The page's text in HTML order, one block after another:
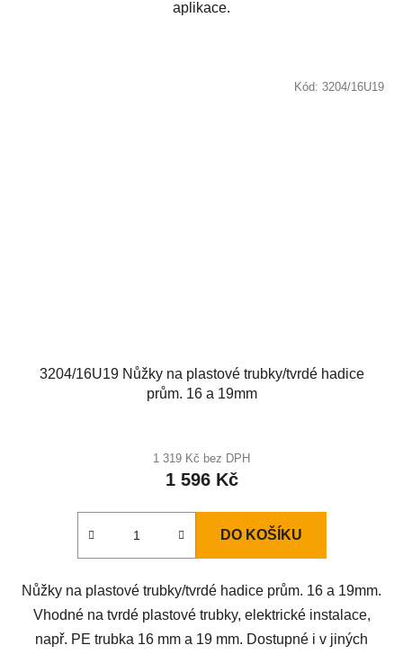
aplikace.
3204/16U19 Nůžky na plastové trubky/tvrdé hadice
prům. 16 a 19mm
hodnocení
produktu
hvězdiček.
1 319 Kč bez DPH
1 596 Kč
DO KOŠÍKU
Nůžky na plastové trubky/tvrdé hadice prům. 16 a 19mm.
Vhodné na tvrdé plastové trubky, elektrické instalace,
např. PE trubka 16 mm a 19 mm. Dostupné i v jiných
Kód: 3204/16U19